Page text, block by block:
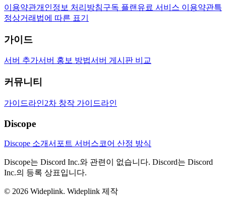
이용약관개인정보 처리방침구독 플랜 유료 서비스 이용약관특
정상거래법에 따른 표기
가이드
서버 추가서버 홍보 방법서버 게시판 비교
커뮤니티
가이드라인2차 창작 가이드라인
Discope
Discope 소개서포트 서버 스코어 산정 방식
Discope는 Discord Inc.와 관련이 없습니다. Discord는 Discord
Inc.의 등록 상표입니다.
© 2026 Wideplink. Wideplink 제작